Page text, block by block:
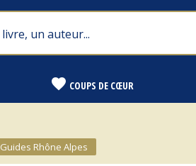
favorite COUPS DE CŒUR
Guides Rhône Alpes